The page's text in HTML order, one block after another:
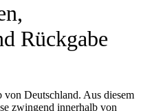
Rückgabe
Deutschland. Aus diesem
zwingend innerhalb von